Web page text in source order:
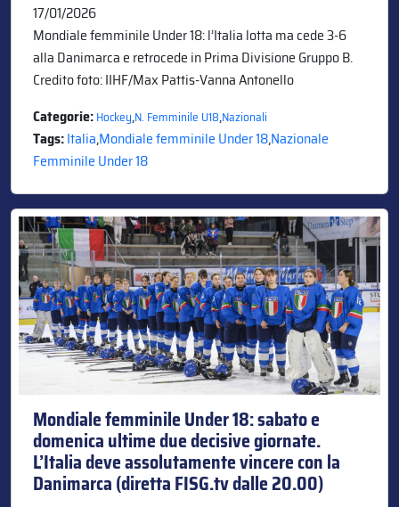
17/01/2026
Mondiale femminile Under 18: l’Italia lotta ma cede 3-6
alla Danimarca e retrocede in Prima Divisione Gruppo B.
Credito foto: IIHF/Max Pattis-Vanna Antonello
Categorie:Hockey,N. Femminile U18,Nazionali
Tags:Italia,Mondiale femminile Under 18,Nazionale
Femminile Under 18
Mondiale femminile Under 18: sabato e
domenica ultime due decisive giornate.
L’Italia deve assolutamente vincere con la
Danimarca (diretta FISG.tv dalle 20.00)